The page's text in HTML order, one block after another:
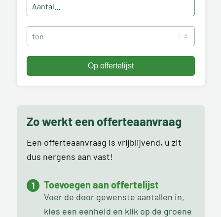
Zo werkt een offerteaanvraag
Een offerteaanvraag is vrijblijvend, u zit
dus nergens aan vast!
Toevoegen aan offertelijst
Voer de door gewenste aantallen in,
kies een eenheid en klik op de groene